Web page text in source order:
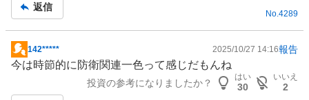
返信
No.4289
掲
示
142***** 2025/10/27 14:16報告
今は時節的に 防衛関連一色って感じだもんね
投資の参考になりましたか？
はい
30
いいえ
2